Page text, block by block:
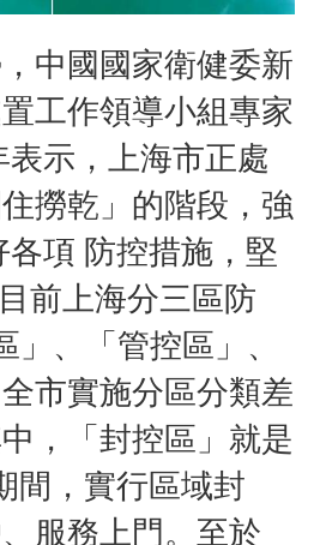
中國國家衛健委新
工作領導小組專家
示，上海市正處
撈乾」的階段，強
各項 防控措施，堅
目前上海分三區防
」、「管控區」、
全市實施分區分類差
，「封控區」就是
間，實行區域封
服務上門。至於